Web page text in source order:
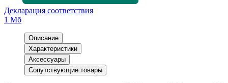
Декларация соответствия
1 Мб
Описание
Характеристики
Аксессуары
Сопутствующие товары